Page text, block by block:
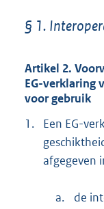
§ 1.
Artikel 2.
EG-verklaring
voor gebruik
1.
Een EG-
afgegeven
a.
de